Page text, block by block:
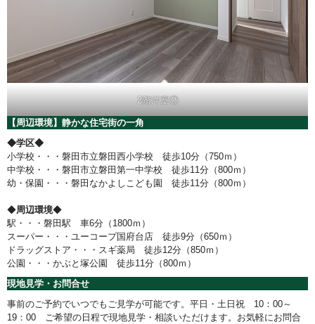
2階洋室②
【周辺環境】静かな住宅街の一角
◆学区◆
小学校・・・磐田市立磐田西小学校 徒歩10分（750ｍ）
中学校・・・磐田市立磐田第一中学校 徒歩11分（800ｍ）
幼・保園・・・磐田なかよしこども園 徒歩11分（800ｍ）
◆周辺環境◆
駅・・・磐田駅 車6分（1800ｍ）
スーパー・・・ユーコープ国府台店 徒歩9分（650ｍ）
ドラッグストア・・・スギ薬局 徒歩12分（850ｍ）
公園・・・かぶと塚公園 徒歩11分（800ｍ）
現地見学・お問合せ
事前のご予約でいつでもご見学が可能です。平日・土日祝 10：00～
19：00 ご希望の日程で現地見学・相談いただけます。お気軽にお問合